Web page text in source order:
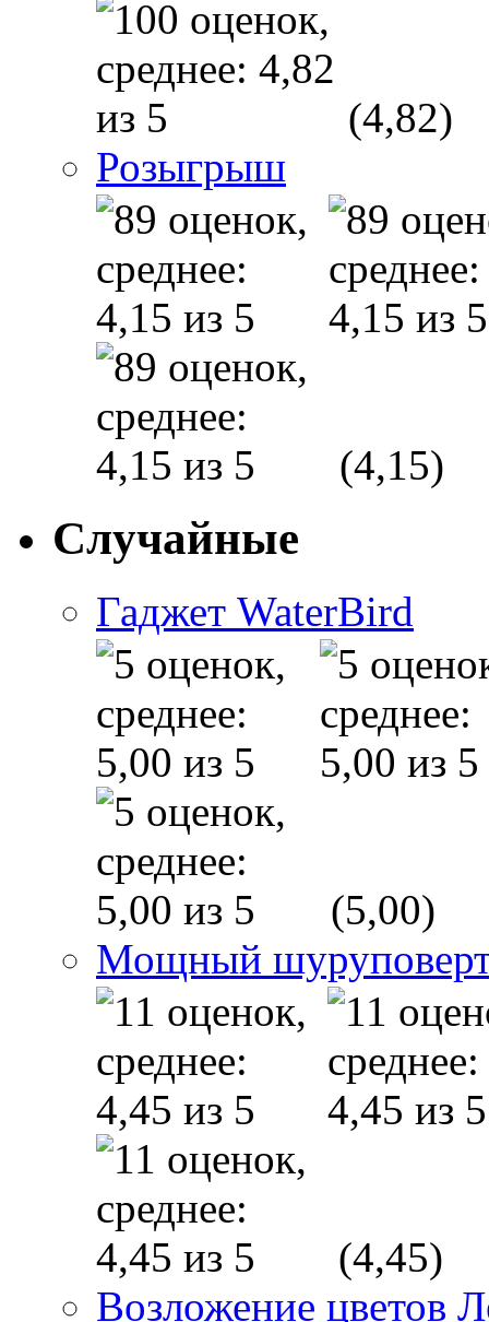
(4,82)
Розыгрыш
(4,15)
Случайные
Гаджет WaterBird
(5,00)
Мощный
(4,45)
Возложение цветов